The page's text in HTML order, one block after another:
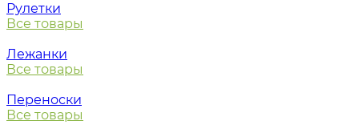
Рулетки
Все товары
Лежанки
Все товары
Переноски
Все товары